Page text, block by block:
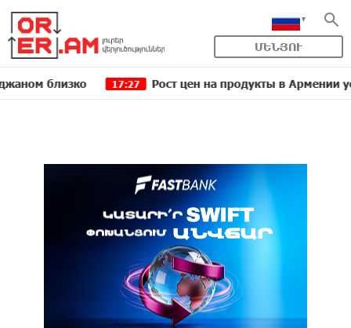
ՄԵՆՅՈՒ
17:27 Рост цен на продукты в Армении